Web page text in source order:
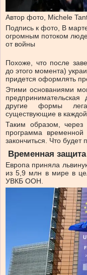
Автор фото, Michele
Подпись к фото, В
огромным потоком
от войны
Похоже, что после
до этого момента)
придется оформлять
Этими основаниями
предпринимательская
другие формы
существующие в
Таким образом,
программа
закончиться. Что будет
Временная
Европа приняла
из 5,9 млн в мире в
УВКБ ООН.